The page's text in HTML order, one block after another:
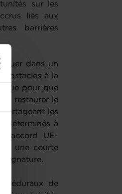
sur les
liés aux
barrières
dans un
obstacles à la
pour que
de restaurer le
les
déterminés à
l’accord UE-
une courte
signature.
de